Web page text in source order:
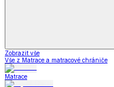
Zobrazit vše
Vše z Matrace a matracové chrániče
Matrace